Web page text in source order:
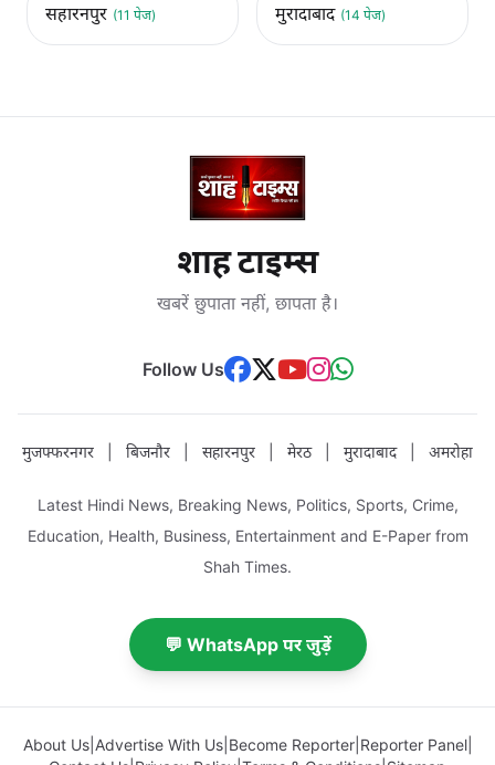
सहारनपुर (11 पेज) मुरादाबाद (14 पेज)
शाह टाइम्स
खबरें छुपाता नहीं, छापता है।
Follow Us
मुजफ्फरनगर बिजनौर सहारनपुर मेरठ मुरादाबाद अमरोहा
Latest Hindi News, Breaking News, Politics, Sports, Crime,
Education, Health, Business, Entertainment and E-Paper from
Shah Times.
💬 WhatsApp पर जुड़ें
About Us| Advertise With Us| Become Reporter| Reporter Panel|